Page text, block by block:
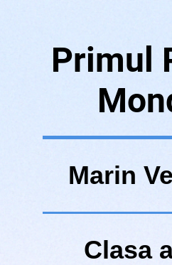
Primul
Marin
Clasa